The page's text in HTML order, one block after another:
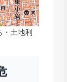
土地利